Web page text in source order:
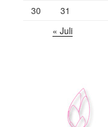
30
31
« Juli